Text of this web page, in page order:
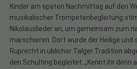
Kinder am späten Nachmittag auf den
musikalischer Trompetenbegleitung
Nikolauslieder an, um gemeinsam zum
marschieren. Dort wurde der Heilige und
Ruprecht in üblicher Talger Tradition
den Schulting begleitet. „Kennt ihr denn